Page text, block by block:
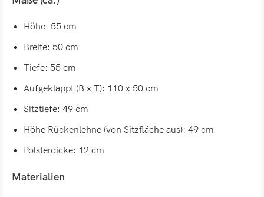
Höhe: 55 cm
Breite: 50 cm
Tiefe: 55 cm
Aufgeklappt (B x T): 110 x 50 cm
Sitztiefe: 49 cm
Höhe Rückenlehne (von Sitzfläche aus): 49 cm
Polsterdicke: 12 cm
Materialien